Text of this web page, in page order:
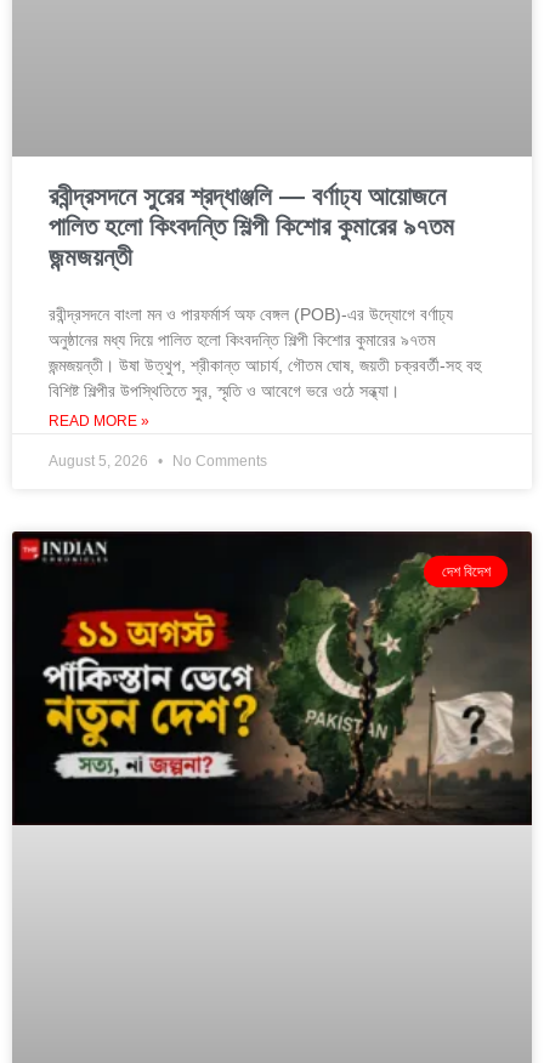
রবীন্দ্রসদনে সুরের শ্রদ্ধাঞ্জলি — বর্ণাঢ্য আয়োজনে
পালিত হলো কিংবদন্তি শিল্পী কিশোর কুমারের ৯৭তম
জন্মজয়ন্তী
রবীন্দ্রসদনে বাংলা মন ও পারফর্মার্স অফ বেঙ্গল (POB)-এর উদ্যোগে বর্ণাঢ্য
অনুষ্ঠানের মধ্য দিয়ে পালিত হলো কিংবদন্তি শিল্পী কিশোর কুমারের ৯৭তম
জন্মজয়ন্তী। উষা উত্থুপ, শ্রীকান্ত আচার্য, গৌতম ঘোষ, জয়তী চক্রবর্তী-সহ বহু
বিশিষ্ট শিল্পীর উপস্থিতিতে সুর, স্মৃতি ও আবেগে ভরে ওঠে সন্ধ্যা।
READ MORE »
August 5, 2026 No Comments
দেশ বিদেশ